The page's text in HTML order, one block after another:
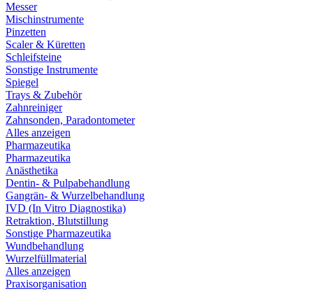
Messer
Mischinstrumente
Pinzetten
Scaler & Küretten
Schleifsteine
Sonstige Instrumente
Spiegel
Trays & Zubehör
Zahnreiniger
Zahnsonden, Paradontometer
Alles anzeigen
Pharmazeutika
Pharmazeutika
Anästhetika
Dentin- & Pulpabehandlung
Gangrän- & Wurzelbehandlung
IVD (In Vitro Diagnostika)
Retraktion, Blutstillung
Sonstige Pharmazeutika
Wundbehandlung
Wurzelfüllmaterial
Alles anzeigen
Praxisorganisation